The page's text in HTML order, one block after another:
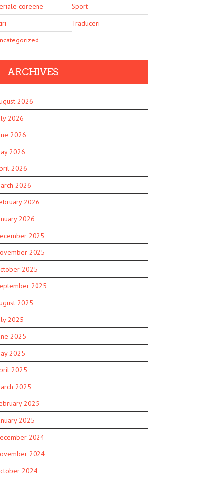
coreene
Sport
Traduceri
ARCHIVES
2026
2026
2026
2026
2026
2026
2026
2026
2025
2025
2025
2025
2025
2025
2025
2025
2025
2025
2025
2025
2024
2024
2024